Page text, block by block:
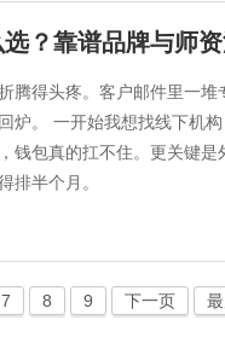
？靠谱品牌与师资
腾得头疼。客户邮件里一堆
炉。 一开始我想找线下机
包真的扛不住。更关键是
排半个月。
7 8 9 下一页